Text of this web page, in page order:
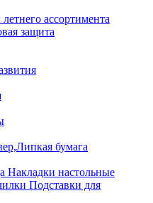
ассортимента
защита
бумага
Накладки настольные
Подставки для